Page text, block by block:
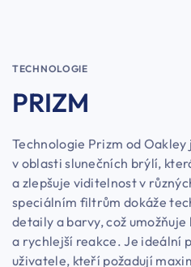
TECHNOLOGIE
PRIZM
Technologie Prizm od
v oblasti slunečních brýlí,
a zlepšuje viditelnost v
speciálním filtrům dokáže
detaily a barvy, což
a rychlejší reakce. Je ideální
uživatele, kteří požadují